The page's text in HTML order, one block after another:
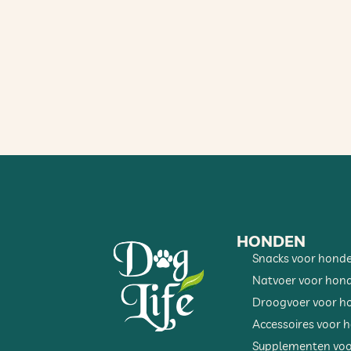
HONDEN
Snacks voor
Natvoer voor
Droogvoer voor
Accessoires voor
Supplementen